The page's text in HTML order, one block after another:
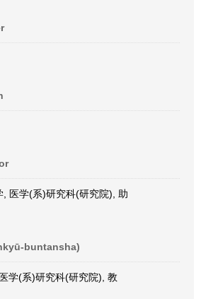
, 医学(系)研究科(研究院), 助
buntansha)
学(系)研究科(研究院), 教